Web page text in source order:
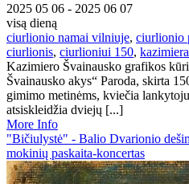
2025 05 06 - 2025 06 07
visą dieną
ciurlionio namai vilniuje, ciurlionio
ciurlionis, ciurlioniui 150,
Kazimiero Švainausko grafikos
Švainausko akys“ Paroda, skirta
gimimo metinėms, kviečia
atsiskleidžia dviejų [...]
More Info
"Bičiulystė" - Balio Dvarionio
mokinių paskaita-koncertas